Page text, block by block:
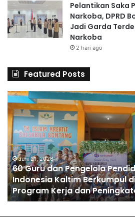
Pelantikan Saka
Narkoba, DPRD
Jadi Garda
Narkoba
2 hari ago
Featured Posts
6
0
G
u
r
u
d
a
n
P
e
Juni 21, 2026
60 Guru dan Pengelola
Indonesia Kaltim Berkumpul
Program Kerja dan